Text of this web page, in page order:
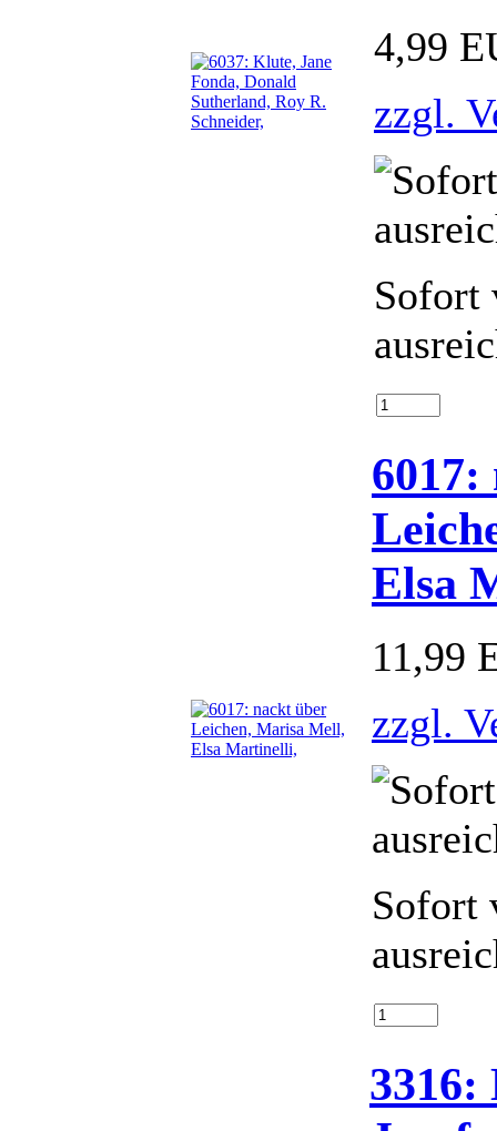
4,99
zzgl.
Sofort
Elsa
11,99
zzgl.
Sofort
3316: